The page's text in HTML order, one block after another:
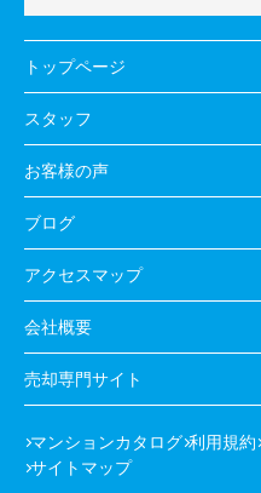
トップページ
スタッフ
お客様の声
ブログ
アクセスマップ
会社概要
売却専門サイト
マンションカタログ 利用規約
サイトマップ